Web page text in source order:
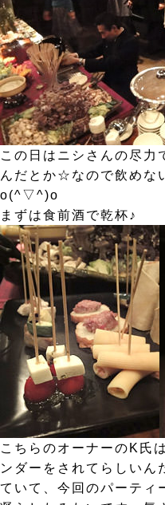
この日はニシさんの尽力
んだとか☆なので飲めな
o(^▽^)o
まずは食前酒で乾杯♪
こちらのオーナーのK氏
ンダーをされてらしいん
ていて、今回のパーティ